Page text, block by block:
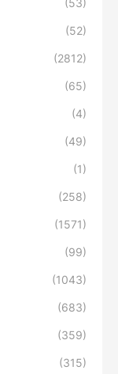
(53)
(52)
(2812)
(65)
(4)
(49)
(1)
(258)
(1571)
(99)
(1043)
(683)
(359)
(315)